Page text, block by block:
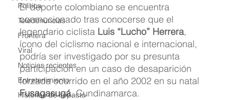
Política
Teledenuncias
Frontera
Viral
Noticias recientes
Entretenimiento
Historias de impacto
El deporte colombiano se encuentra
conmocionado tras conocerse que el
legendario ciclista Luis “Lucho” Herrera,
ícono del ciclismo nacional e internacional,
podría ser investigado por su presunta
participación en un caso de desaparición
forzada ocurrido en el año 2002 en su natal
Fusagasugá, Cundinamarca.